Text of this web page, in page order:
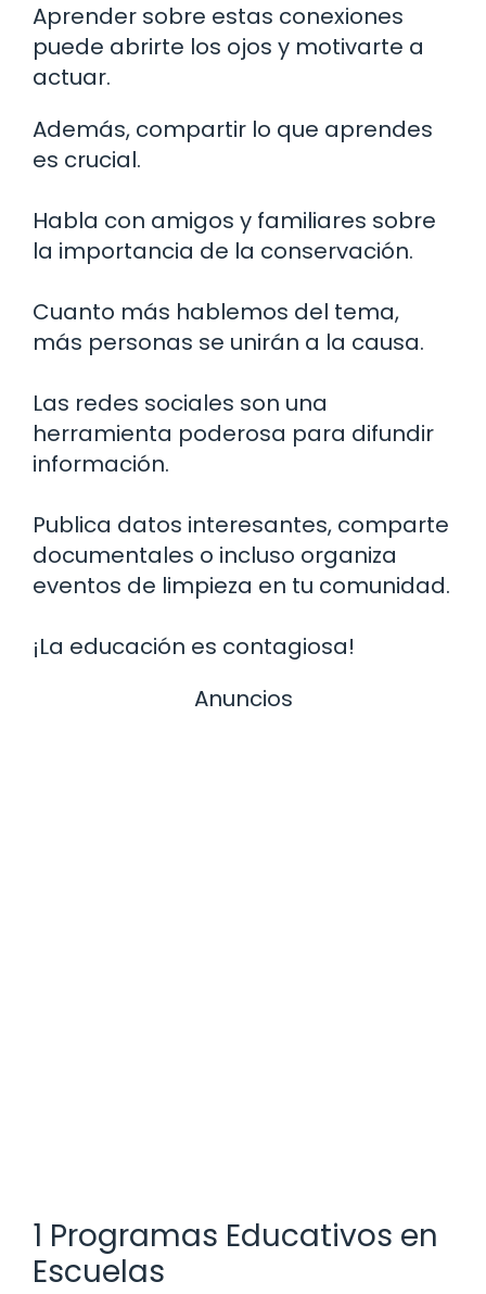
Aprender sobre estas conexiones
puede abrirte los ojos y motivarte a
actuar.
Además, compartir lo que aprendes
es crucial.
Habla con amigos y familiares sobre
la importancia de la conservación.
Cuanto más hablemos del tema,
más personas se unirán a la causa.
Las redes sociales son una
herramienta poderosa para difundir
información.
Publica datos interesantes, comparte
documentales o incluso organiza
eventos de limpieza en tu comunidad.
¡La educación es contagiosa!
Anuncios
1 Programas Educativos en
Escuelas